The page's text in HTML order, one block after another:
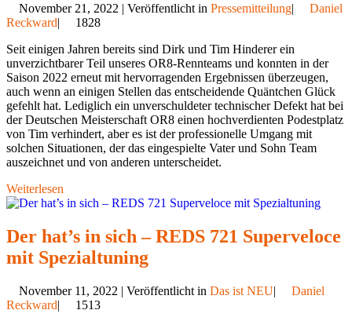
November 21, 2022 | Veröffentlicht in Pressemitteilung|
Daniel
Reckward|
1828
Seit einigen Jahren bereits sind Dirk und Tim Hinderer ein
unverzichtbarer Teil unseres OR8-Rennteams und konnten in der
Saison 2022 erneut mit hervorragenden Ergebnissen überzeugen,
auch wenn an einigen Stellen das entscheidende Quäntchen Glück
gefehlt hat. Lediglich ein unverschuldeter technischer Defekt hat bei
der Deutschen Meisterschaft OR8 einen hochverdienten Podestplatz
von Tim verhindert, aber es ist der professionelle Umgang mit
solchen Situationen, der das eingespielte Vater und Sohn Team
auszeichnet und von anderen unterscheidet.
Weiterlesen
Der hat’s in sich – REDS 721 Superveloce
mit Spezialtuning
November 11, 2022 | Veröffentlicht in Das ist NEU|
Daniel
Reckward| 1513